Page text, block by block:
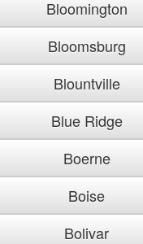
Bloomington
Bloomsburg
Blountville
Blue Ridge
Boerne
Boise
Bolivar